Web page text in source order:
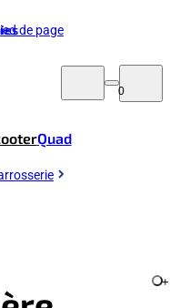
de page
0
Quad
+